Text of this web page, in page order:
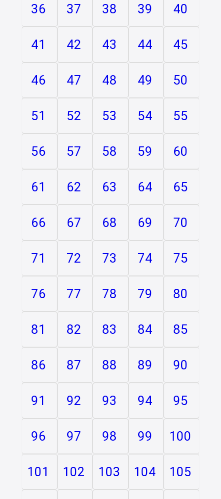
36 37 38 39 40
41 42 43 44 45
46 47 48 49 50
51 52 53 54 55
56 57 58 59 60
61 62 63 64 65
66 67 68 69 70
71 72 73 74 75
76 77 78 79 80
81 82 83 84 85
86 87 88 89 90
91 92 93 94 95
96 97 98 99 100
101 102 103 104 105